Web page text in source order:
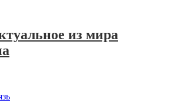
из мира